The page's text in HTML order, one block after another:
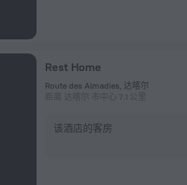
Rest Home
Route des Almadies, 达喀尔
距离 达喀尔 市中心 7.1 公里
该酒店的客房